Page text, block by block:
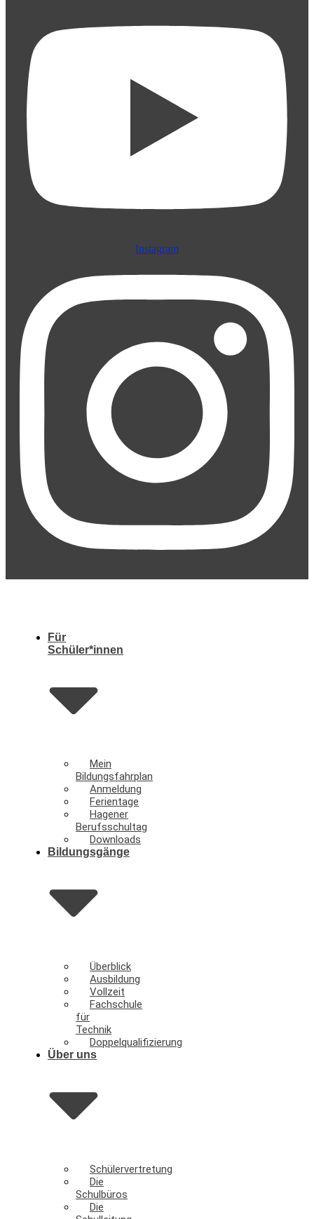
Instagram
Für
Schüler*innen
Mein
Bildungsfahrplan
Anmeldung
Ferientage
Hagener
Berufsschultag
Downloads
Bildungsgänge
Überblick
Ausbildung
Vollzeit
Fachschule
für
Technik
Doppelqualifizierung
Über uns
Schülervertretung
Die
Schulbüros
Die